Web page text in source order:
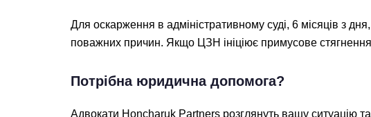
Для оскарження в адміністративному суді, 6 місяців з
поважних причин. Якщо ЦЗН ініціює примусове
Потрібна юридична допомога?
Адвокати Honcharuk Partners розглянуть вашу ситуацію та